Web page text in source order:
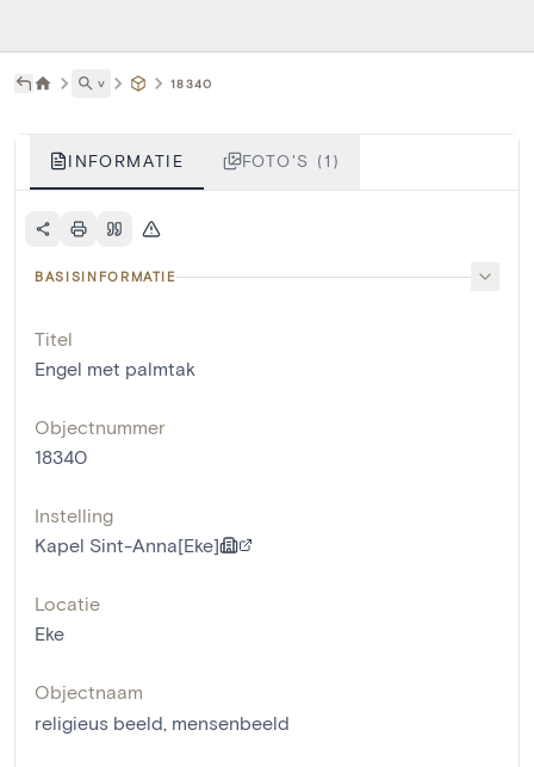
˅ 18340
INFORMATIE FOTO'S (1)
BASISINFORMATIE
Titel
Engel met palmtak
Objectnummer
18340
Instelling
Kapel Sint-Anna[Eke]
Locatie
Eke
Objectnaam
religieus beeld, mensenbeeld